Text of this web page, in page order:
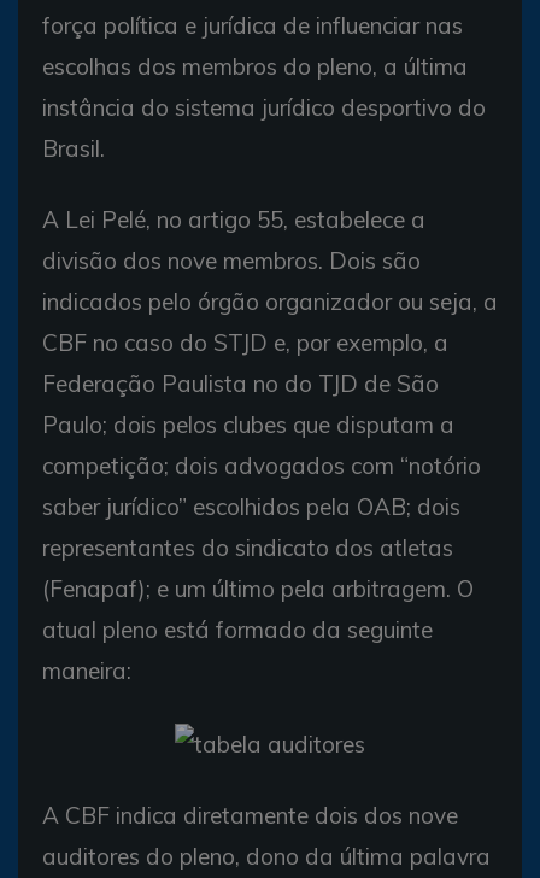
força política e jurídica de influenciar nas
escolhas dos membros do pleno, a última
instância do sistema jurídico desportivo do
Brasil.
A Lei Pelé, no artigo 55, estabelece a
divisão dos nove membros. Dois são
indicados pelo órgão organizador ou seja, a
CBF no caso do STJD e, por exemplo, a
Federação Paulista no do TJD de São
Paulo; dois pelos clubes que disputam a
competição; dois advogados com “notório
saber jurídico” escolhidos pela OAB; dois
representantes do sindicato dos atletas
(Fenapaf); e um último pela arbitragem. O
atual pleno está formado da seguinte
maneira:
A CBF indica diretamente dois dos nove
auditores do pleno, dono da última palavra